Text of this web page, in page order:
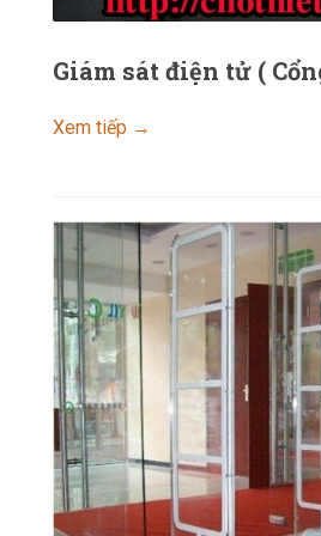
Giám sát điện tử (
Xem tiếp →